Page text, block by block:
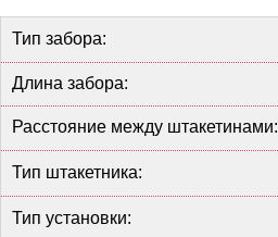
Тип забора:
Длина забора:
Расстояние между штакетинами:
Тип штакетника:
Тип установки: